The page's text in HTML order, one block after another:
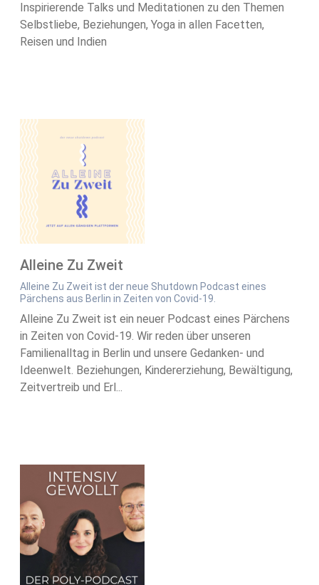
Inspirierende Talks und Meditationen zu den Themen
Selbstliebe, Beziehungen, Yoga in allen Facetten,
Reisen und Indien
Alleine Zu Zweit
Alleine Zu Zweit ist der neue Shutdown Podcast eines
Pärchens aus Berlin in Zeiten von Covid-19.
Alleine Zu Zweit ist ein neuer Podcast eines Pärchens
in Zeiten von Covid-19. Wir reden über unseren
Familienalltag in Berlin und unsere Gedanken- und
Ideenwelt. Beziehungen, Kindererziehung, Bewältigung,
Zeitvertreib und Erl...